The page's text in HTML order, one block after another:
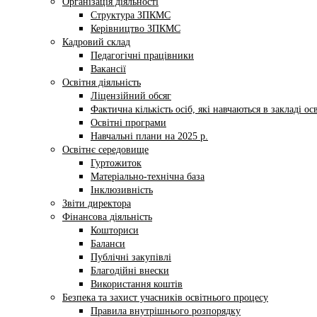
Структура ЗПКМС
Керівництво ЗПКМС
Кадровий склад
Педагогічні працівники
Вакансії
Освітня діяльність
Ліцензійний обсяг
Фактична кількість осіб, які навчаються в закладі
Освітні програми
Навчальні плани на 2025 р.
Освітнє середовище
Гуртожиток
Матеріально-технічна база
Інклюзивність
Звіти директора
Фінансова діяльність
Кошториси
Баланси
Публічні закупівлі
Благодійні внески
Використання коштів
Безпека та захист учасників освітнього процесу
Правила внутрішнього розпорядку